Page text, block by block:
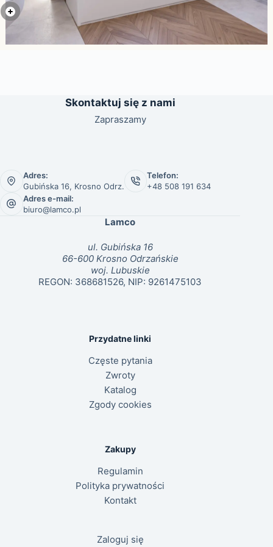
Skontaktuj się z nami
Zapraszamy
Adres:
Gubińska 16, Krosno Odrz.
Telefon:
+48 508 191 634
Adres e-mail:
biuro@lamco.pl
Lamco
ul. Gubińska 16
66-600 Krosno Odrzańskie
woj. Lubuskie
REGON: 368681526, NIP: 9261475103
Przydatne linki
Częste pytania
Zwroty
Katalog
Zgody cookies
Zakupy
Regulamin
Polityka prywatności
Kontakt
Zaloguj się